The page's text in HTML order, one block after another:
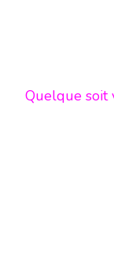
Quelque soit